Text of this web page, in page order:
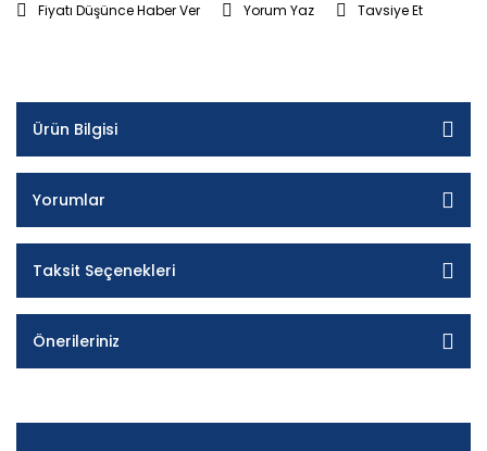
Fiyatı Düşünce Haber Ver Yorum Yaz Tavsiye Et
Ürün Bilgisi
Yorumlar
Taksit Seçenekleri
Önerileriniz